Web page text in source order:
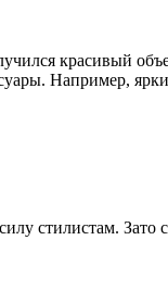
красивый
Например,
стилистам.